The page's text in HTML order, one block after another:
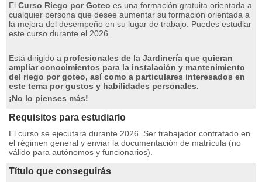
El Curso Riego por Goteo es una formación gratuita orientada a
cualquier persona que desee aumentar su formación orientada a
la mejora del desempeño en su lugar de trabajo. Puedes estudiar
este curso durante el 2026.
Está dirigido a profesionales de la Jardinería que quieran
ampliar conocimientos para la instalación y mantenimiento
del riego por goteo, así como a particulares interesados en
este tema por gustos y habilidades personales.
¡No lo pienses más!
Requisitos para estudiarlo
El curso se ejecutará durante 2026. Ser trabajador contratado en
el régimen general y enviar la documentación de matrícula (no
válido para autónomos y funcionarios).
Título que conseguirás